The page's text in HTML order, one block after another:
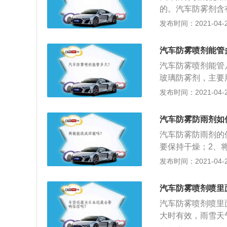
的。汽车防雾剂
成，涂布在透明
不会产生散射，
车挡风玻璃内面
处，即可起防雾
明亮如新，提高
发布时间：2021-04-
汽车防雾喷剂能管
汽车防雾喷剂能
玻璃防雾剂，主
气而引起的冷凝
汽与之接触后成
天、雾天、冷天
匀地擦拭凝雾产
油垢，使挡风玻
防水膜：雨天玻
发布时间：2021-04-
汽车防雾防雨剂如
汽车防雾防雨剂
要保持干燥；2、
发生雨痕，影响
发布时间：2021-04-
汽车防雾喷剂喷
汽车防雾喷剂喷
大时有效，雨雪